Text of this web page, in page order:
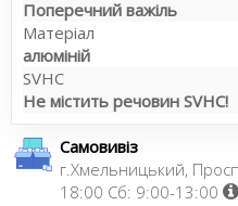
Поперечний важіль
Матеріал
алюміній
SVHC
Не містить речовин SVHC!
Самовивіз
г.Хмельницький,
18:00 Сб: 9:00-13:00